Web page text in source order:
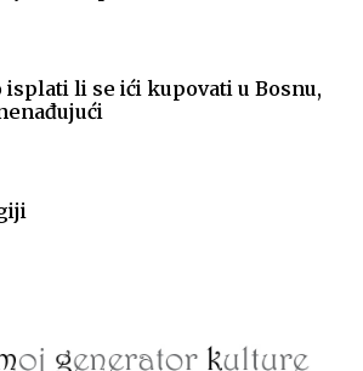
li se ići kupovati u Bosnu,